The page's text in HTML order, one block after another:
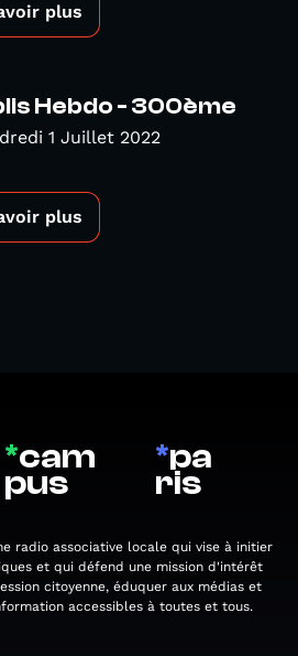
plus
Hebdo - 300ème
1 Juillet 2022
plus
*cam
pus
*pa
ris
radio associative locale qui vise à initier
et qui défend une mission d'intérêt
citoyenne, éduquer aux médias et
accessibles à toutes et tous.